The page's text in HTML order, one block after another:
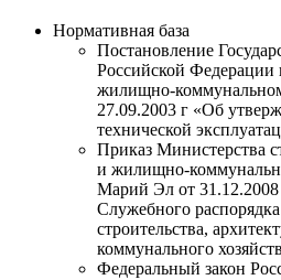
Нормативная база
Постановление
Российской Федерации
жилищно-
27.09.2003 г «Об
технической
Приказ Министерства
и жилищно-
Марий Эл от
Служебного
строительства,
коммунального
Федеральный закон